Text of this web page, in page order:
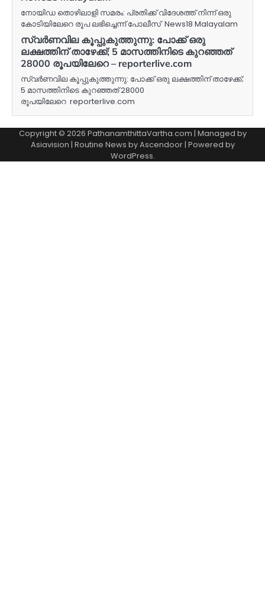
നോയിഡ തൊഴിലാളി സമരം: പ്രതിക്ക് വിദേശത്ത് നിന്ന് ഒരു
കോടിയിലേറെ രൂപ ലഭിച്ചെന്ന് പോലീസ് News18 Malayalam
സ്വർണവില കൂപ്പുകുത്തുന്നു: പോക്ക് ഒരു
ലക്ഷത്തിന് താഴേക്ക്; 5 മാസത്തിനിടെ കുറഞ്ഞത്
28000 രൂപയിലേറെ – reporterlive.com
സ്വർണവില കൂപ്പുകുത്തുന്നു: പോക്ക് ഒരു ലക്ഷത്തിന് താഴേക്ക്;
5 മാസത്തിനിടെ കുറഞ്ഞത് 28000
രൂപയിലേറെ reporterlive.com
Copyright © 2026 PathanamthittaVartha.com | Managed by
Asiavision | Routine News byAscendoor| Powered by
WordPress.